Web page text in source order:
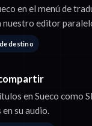
en el menú de
nuestro editor
destino
en Sueco como
su audio.